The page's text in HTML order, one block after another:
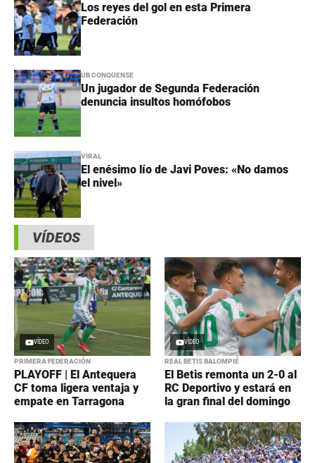
Los reyes del gol en esta Primera
Federación
UB CONQUENSE
Un jugador de Segunda Federación
denuncia insultos homófobos
VIRAL
El enésimo lío de Javi Poves: «No damos
el nivel»
VÍDEOS
VÍDEO
PRIMERA FEDERACIÓN
PLAYOFF | El Antequera
CF toma ligera ventaja y
empate en Tarragona
VÍDEO
REAL BETIS BALOMPIÉ
El Betis remonta un 2-0 al
RC Deportivo y estará en
la gran final del domingo